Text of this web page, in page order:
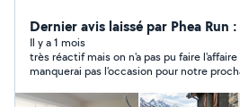
l'installation d'équipements pompe
Climatisation performants. Travail
pour votre confort." Je intervient à
de Lons-le-Saunier 39000 pour
contactez par téléphone
Dernier avis laissé par Phea Run
Il y a 1 mois
très réactif mais on n'a pas pu faire
manquerai pas l'occasion pour notre